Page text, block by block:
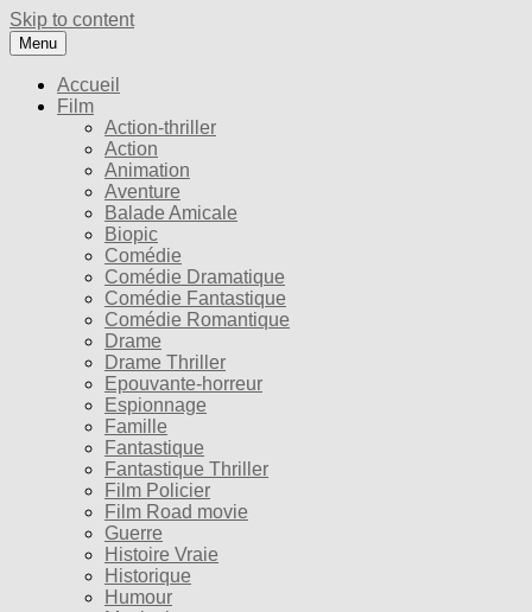
Skip to content
Menu
Accueil
Film
Action-thriller
Action
Animation
Aventure
Balade Amicale
Biopic
Comédie
Comédie Dramatique
Comédie Fantastique
Comédie Romantique
Drame
Drame Thriller
Epouvante-horreur
Espionnage
Famille
Fantastique
Fantastique Thriller
Film Policier
Film Road movie
Guerre
Histoire Vraie
Historique
Humour